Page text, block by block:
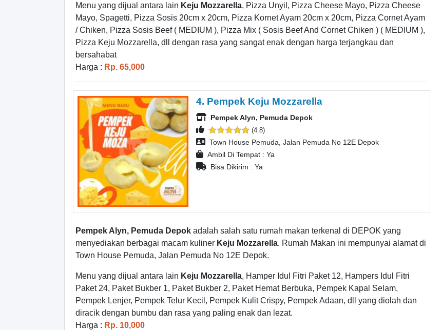
Menu yang dijual antara lain Keju Mozzarella, Pizza Unyil, Pizza Cheese Mayo, Pizza Cheese
Mayo, Spagetti, Pizza Sosis 20cm x 20cm, Pizza Kornet Ayam 20cm x 20cm, Pizza Cornet Ayam
/ Chiken, Pizza Sosis Beef ( MEDIUM ), Pizza Mix ( Sosis Beef And Cornet Chiken ) ( MEDIUM ),
Pizza Keju Mozzarella, dll dengan rasa yang sangat enak dengan harga terjangkau dan
bersahabat
Harga : Rp. 65,000
4. Pempek Keju Mozzarella
Pempek Alyn, Pemuda Depok
(4.8)
Town House Pemuda, Jalan Pemuda No 12E Depok
Ambil Di Tempat : Ya
Bisa Dikirim : Ya
Pempek Alyn, Pemuda Depok adalah salah satu rumah makan terkenal di DEPOK yang
menyediakan berbagai macam kuliner Keju Mozzarella. Rumah Makan ini mempunyai alamat di
Town House Pemuda, Jalan Pemuda No 12E Depok.
Menu yang dijual antara lain Keju Mozzarella, Hamper Idul Fitri Paket 12, Hampers Idul Fitri
Paket 24, Paket Bukber 1, Paket Bukber 2, Paket Hemat Berbuka, Pempek Kapal Selam,
Pempek Lenjer, Pempek Telur Kecil, Pempek Kulit Crispy, Pempek Adaan, dll yang diolah dan
diracik dengan bumbu dan rasa yang paling enak dan lezat.
Harga : Rp. 10,000